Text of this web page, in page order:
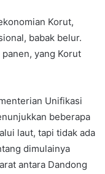
Korut,
babak belur.
yang Korut
Unifikasi
beberapa
laut, tapi tidak ada
dimulainya
antara Dandong